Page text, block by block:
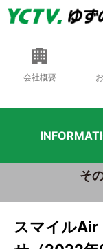
会社概要
そ
スマイルAir